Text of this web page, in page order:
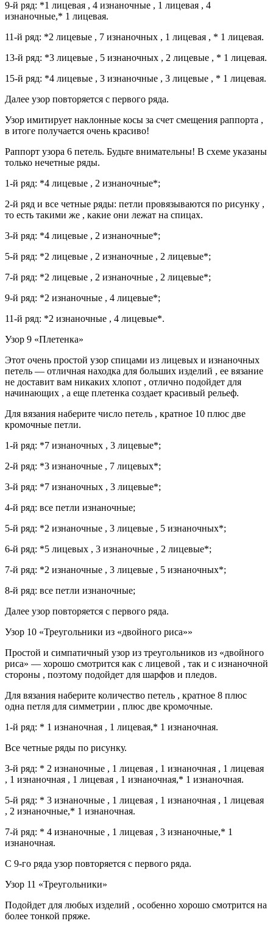
9-й ряд: *1 лицевая , 4 изнаночные , 1 лицевая , 4
изнаночные,* 1 лицевая.
11-й ряд: *2 лицевые , 7 изнаночных , 1 лицевая , * 1 лицевая.
13-й ряд: *3 лицевые , 5 изнаночных , 2 лицевые , * 1 лицевая.
15-й ряд: *4 лицевые , 3 изнаночные , 3 лицевые , * 1 лицевая.
Далее узор повторяется с первого ряда.
Узор имитирует наклонные косы за счет смещения раппорта ,
в итоге получается очень красиво!
Раппорт узора 6 петель. Будьте внимательны! В схеме указаны
только нечетные ряды.
1-й ряд: *4 лицевые , 2 изнаночные*;
2-й ряд и все четные ряды: петли провязываются по рисунку ,
то есть такими же , какие они лежат на спицах.
3-й ряд: *4 лицевые , 2 изнаночные*;
5-й ряд: *2 лицевые , 2 изнаночные , 2 лицевые*;
7-й ряд: *2 лицевые , 2 изнаночные , 2 лицевые*;
9-й ряд: *2 изнаночные , 4 лицевые*;
11-й ряд: *2 изнаночные , 4 лицевые*.
Узор 9 «Плетенка»
Этот очень простой узор спицами из лицевых и изнаночных
петель — отличная находка для больших изделий , ее вязание
не доставит вам никаких хлопот , отлично подойдет для
начинающих , а еще плетенка создает красивый рельеф.
Для вязания наберите число петель , кратное 10 плюс две
кромочные петли.
1-й ряд: *7 изнаночных , 3 лицевые*;
2-й ряд: *3 изнаночные , 7 лицевых*;
3-й ряд: *7 изнаночных , 3 лицевые*;
4-й ряд: все петли изнаночные;
5-й ряд: *2 изнаночные , 3 лицевые , 5 изнаночных*;
6-й ряд: *5 лицевых , 3 изнаночные , 2 лицевые*;
7-й ряд: *2 изнаночные , 3 лицевые , 5 изнаночных*;
8-й ряд: все петли изнаночные;
Далее узор повторяется с первого ряда.
Узор 10 «Треугольники из «двойного риса»»
Простой и симпатичный узор из треугольников из «двойного
риса» — хорошо смотрится как с лицевой , так и с изнаночной
стороны , поэтому подойдет для шарфов и пледов.
Для вязания наберите количество петель , кратное 8 плюс
одна петля для симметрии , плюс две кромочные.
1-й ряд: * 1 изнаночная , 1 лицевая,* 1 изнаночная.
Все четные ряды по рисунку.
3-й ряд: * 2 изнаночные , 1 лицевая , 1 изнаночная , 1 лицевая
, 1 изнаночная , 1 лицевая , 1 изнаночная,* 1 изнаночная.
5-й ряд: * 3 изнаночные , 1 лицевая , 1 изнаночная , 1 лицевая
, 2 изнаночные,* 1 изнаночная.
7-й ряд: * 4 изнаночные , 1 лицевая , 3 изнаночные,* 1
изнаночная.
С 9-го ряда узор повторяется с первого ряда.
Узор 11 «Треугольники»
Подойдет для любых изделий , особенно хорошо смотрится на
более тонкой пряже.